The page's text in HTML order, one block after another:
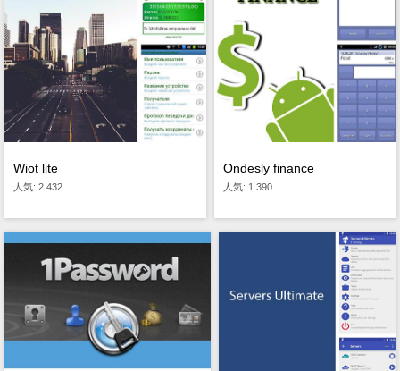
Wiot lite
人気: 2 432
Ondesly finance
人気: 1 390